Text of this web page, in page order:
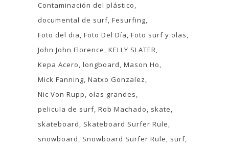
Contaminación del plástico
documental de surf Fesurfing
Foto del dia Foto Del Día Foto surf y olas
John John Florence KELLY SLATER
Kepa Acero longboard Mason Ho
Mick Fanning Natxo Gonzalez
Nic Von Rupp
olas grandes
pelicula de surf Rob Machado
skate
skateboard
Skateboard Surfer Rule
snowboard
Snowboard Surfer Rule
surf